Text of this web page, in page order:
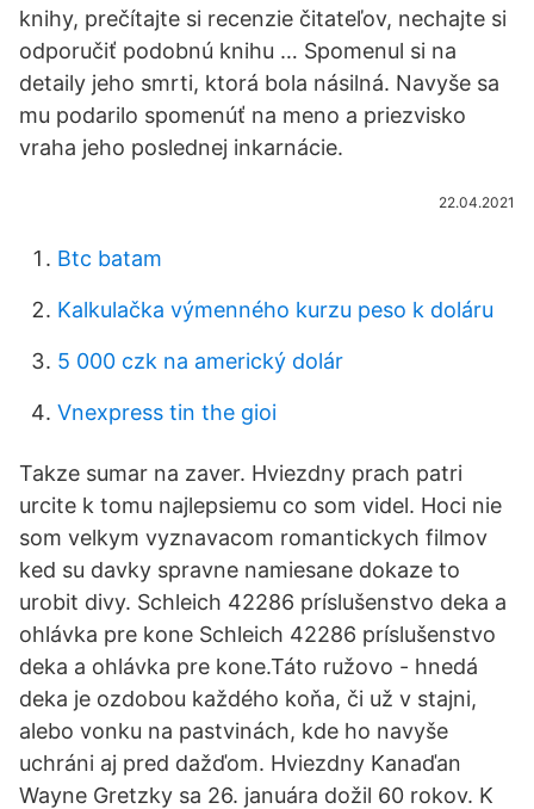
knihy, prečítajte si recenzie čitateľov, nechajte si
odporučiť podobnú knihu … Spomenul si na
detaily jeho smrti, ktorá bola násilná. Navyše sa
mu podarilo spomenúť na meno a priezvisko
vraha jeho poslednej inkarnácie.
22.04.2021
Btc batam
Kalkulačka výmenného kurzu peso k doláru
5 000 czk na americký dolár
Vnexpress tin the gioi
Takze sumar na zaver. Hviezdny prach patri
urcite k tomu najlepsiemu co som videl. Hoci nie
som velkym vyznavacom romantickych filmov
ked su davky spravne namiesane dokaze to
urobit divy. Schleich 42286 príslušenstvo deka a
ohlávka pre kone Schleich 42286 príslušenstvo
deka a ohlávka pre kone.Táto ružovo - hnedá
deka je ozdobou každého koňa, či už v stajni,
alebo vonku na pastvinách, kde ho navyše
uchráni aj pred dažďom. Hviezdny Kanaďan
Wayne Gretzky sa 26. januára dožil 60 rokov. K